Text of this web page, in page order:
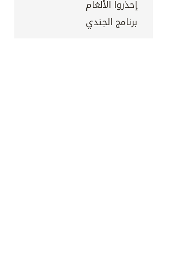
إحذروا الألغام
برنامج الجندي